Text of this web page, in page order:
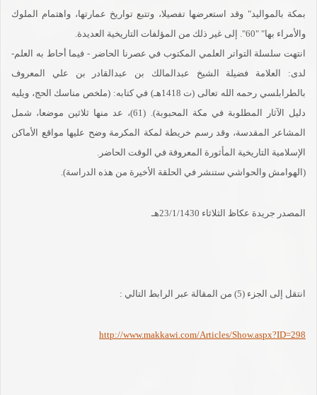
بمكة بالمواليد" وقد استعرضها تفصيلا، وتتبع تواريخ عمارتها، واهتمام الملوك
والأمراء بها" "60". إلى غير ذلك من المؤلفات التاريخية العديدة.
انتهت سلسلة التواتر العلمي المكتوب في عصرنا الحاضر - فيما أحاط به العلم-
لدى: العلامة فضيلة الشيخ عبدالمالك بن عبدالقادر بن علي المعروف
بالطرابلسي رحمه الله تعالى (ت 1418هـ) في كتابه: (ملخص مناسك الحج، ويليه
دليل الآثار المطلوبة في مكة المحبوبة). (61)، عد منها ثلاثين موضعا، شمل
المشاعر المقدسة، وقد رسم خريطة لمكة المكرمة وضح عليها مواقع الأماكن
الإسلامية التاريخية المأثورة المعروفة في الوقت الحاضر.
(الهوامش والحواشي ستنشر في الحلقة الأخيرة من هذه الدراسة).
المصدر جريدة عكاظ الثلاثاء 23/1/1430هـ
انتقل إلى الجزء (5) من المقالة عبر الرابط التالي :
http://www.makkawi.com/Articles/Show.aspx?ID=298